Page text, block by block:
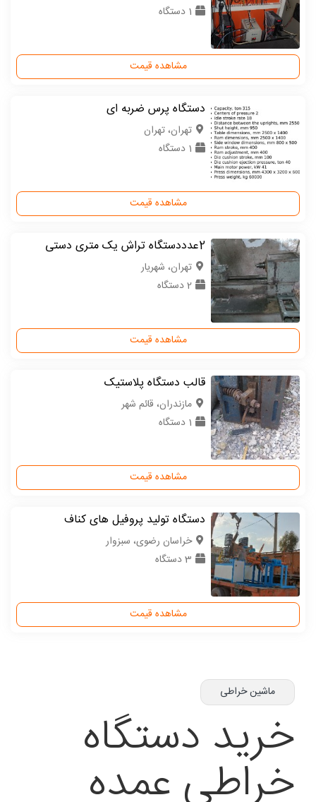
1 دستگاه
مشاهده قیمت
دستگاه پرس ضربه ای
تهران، تهران
1 دستگاه
مشاهده قیمت
2عدددستگاه تراش یک متری دستی
تهران، شهریار
2 دستگاه
مشاهده قیمت
قالب دستگاه پلاستیک
مازندران، قائم شهر
1 دستگاه
مشاهده قیمت
دستگاه تولید پروفیل های کناف
خراسان رضوی، سبزوار
3 دستگاه
مشاهده قیمت
ماشین خراطی
خرید دستگاه
خراطی عمده